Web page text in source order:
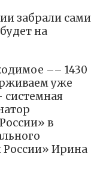
забрали сами
на
–– 1430
уже
системная
в
Ирина